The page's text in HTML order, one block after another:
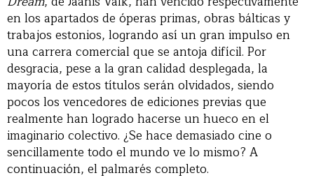
en los apartados de óperas primas, obras bálticas y
trabajos estonios, logrando así un gran impulso en
una carrera comercial que se antoja difícil. Por
desgracia, pese a la gran calidad desplegada, la
mayoría de estos títulos serán olvidados, siendo
pocos los vencedores de ediciones previas que
realmente han logrado hacerse un hueco en el
imaginario colectivo. ¿Se hace demasiado cine o
sencillamente todo el mundo ve lo mismo? A
continuación, el palmarés completo.